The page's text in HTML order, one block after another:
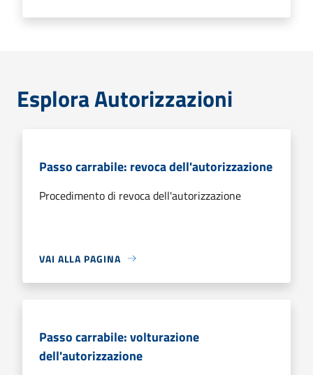
Esplora Autorizzazioni
Passo carrabile: revoca dell'autorizzazione
Procedimento di revoca dell'autorizzazione
VAI ALLA PAGINA
Passo carrabile: volturazione
dell'autorizzazione